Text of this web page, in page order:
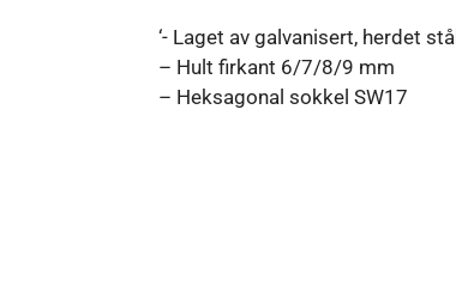
‘- Laget av galvanisert, herdet stål
– Hult firkant 6/7/8/9 mm
– Heksagonal sokkel SW17